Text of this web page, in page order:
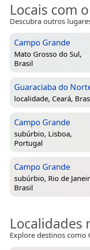
Locais com
Descubra outros
Campo Grande
Mato Grosso do Sul,
Brasil
Guaraciaba do
localidade, Ceará,
Campo Grande
subúrbio, Lisboa,
Portugal
Campo Grande
subúrbio, Rio de
Brasil
Localidades
Explore destinos como